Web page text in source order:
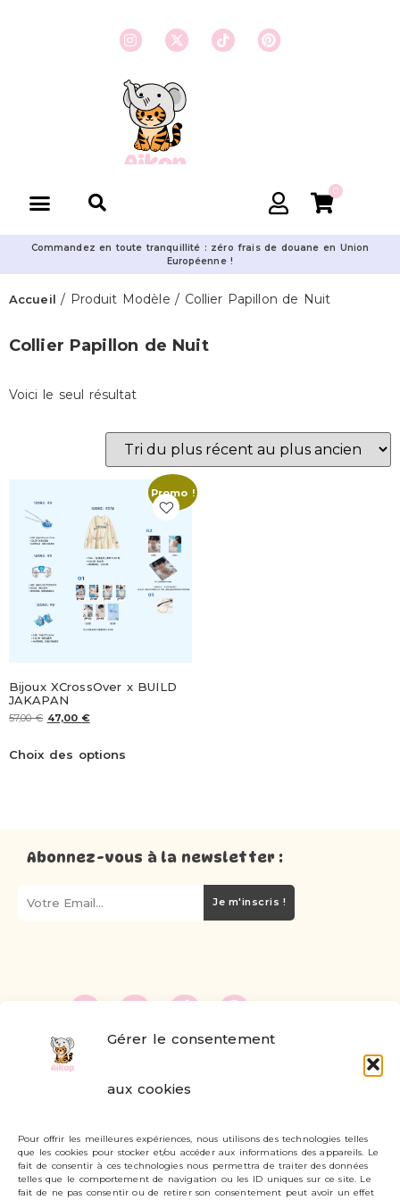
Gérer le consentement
aux cookies
Pour offrir les meilleures expériences, nous utilisons des technologies telles
que les cookies pour stocker et/ou accéder aux informations des appareils. Le
fait de consentir à ces technologies nous permettra de traiter des données
telles que le comportement de navigation ou les ID uniques sur ce site. Le
fait de ne pas consentir ou de retirer son consentement peut avoir un effet
0
Commandez en toute tranquillité : zéro frais de douane en Union
Européenne !
Accueil / Produit Modèle / Collier Papillon de Nuit
Collier Papillon de Nuit
Voici le seul résultat
Promo !
Bijoux XCrossOver x BUILD
JAKAPAN
57,00€ 47,00 €
Choix des options
Abonnez-vous à la newsletter :
Je m'inscris !
Livraisons et retours
Mon compte